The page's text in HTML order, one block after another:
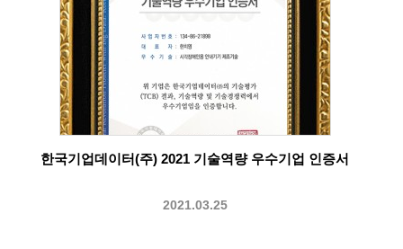
한국기업데이터(주) 2021 기술역량 우수기업 인증서
2021.03.25